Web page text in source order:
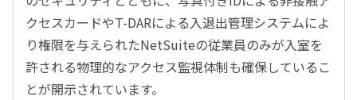
クセスカードやT-DARによる入退出管理システムによ
り権限を与えられたNetSuiteの従業員のみが入室を
許される物理的なアクセス監視体制も確保しているこ
とが開示されています。